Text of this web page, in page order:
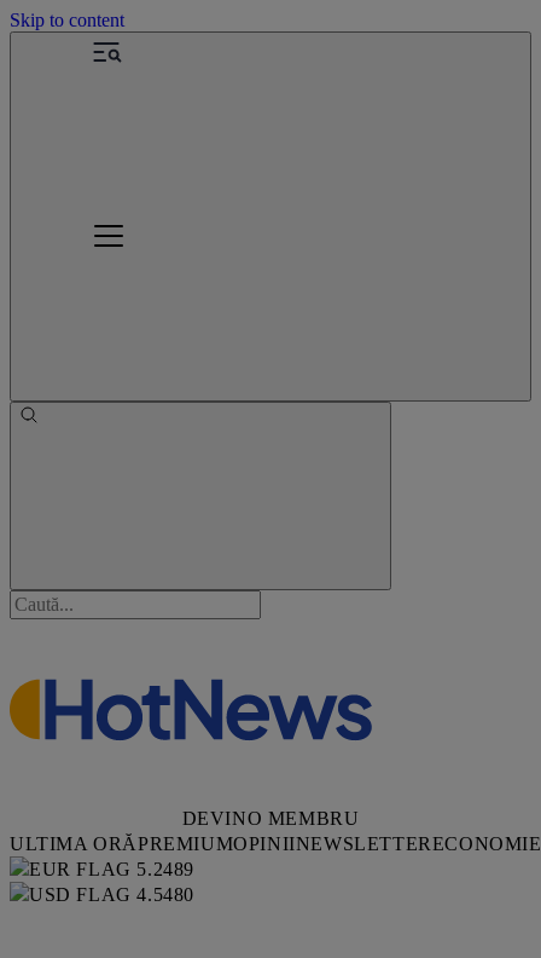
Skip to content
DEVINO MEMBRU
ULTIMA ORĂPREMIUMOPINIINEWSLETTERECONOMIE
5.2489
4.5480